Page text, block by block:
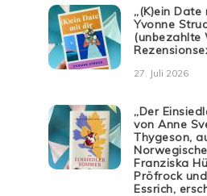
„(K)ein
Yvonne
(unbezahlte
27. Juli 2026
„Der
von Anne
Thygeson,
Franziska
Pröfrock
Essrich,